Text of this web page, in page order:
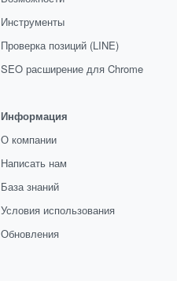
Инструменты
Проверка позиций (LINE)
SEO расширение для Chrome
Информация
О компании
Написать нам
База знаний
Условия использования
Обновления